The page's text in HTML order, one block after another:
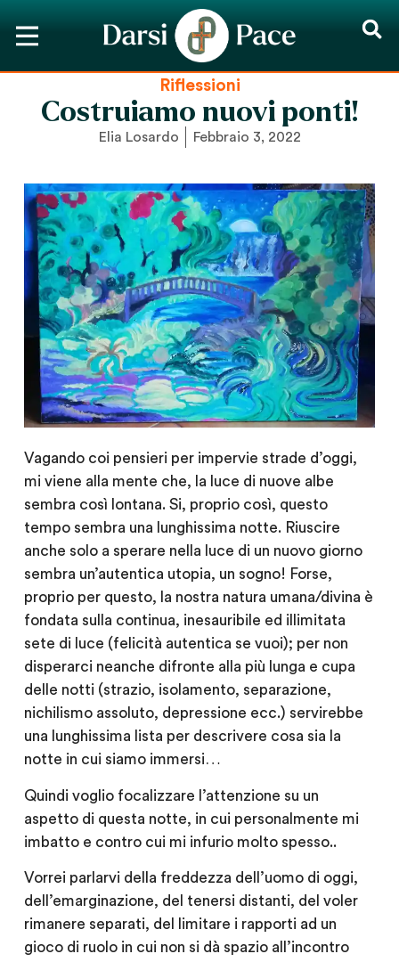
Riflessioni
Costruiamo nuovi ponti!
Elia Losardo Febbraio 3, 2022
Vagando coi pensieri per impervie strade d’oggi,
mi viene alla mente che, la luce di nuove albe
sembra così lontana. Si, proprio così, questo
tempo sembra una lunghissima notte. Riuscire
anche solo a sperare nella luce di un nuovo giorno
sembra un’autentica utopia, un sogno! Forse,
proprio per questo, la nostra natura umana/divina è
fondata sulla continua, inesauribile ed illimitata
sete di luce (felicità autentica se vuoi); per non
disperarci neanche difronte alla più lunga e cupa
delle notti (strazio, isolamento, separazione,
nichilismo assoluto, depressione ecc.) servirebbe
una lunghissima lista per descrivere cosa sia la
notte in cui siamo immersi…
Quindi voglio focalizzare l’attenzione su un
aspetto di questa notte, in cui personalmente mi
imbatto e contro cui mi infurio molto spesso..
Vorrei parlarvi della freddezza dell’uomo di oggi,
dell’emarginazione, del tenersi distanti, del voler
rimanere separati, del limitare i rapporti ad un
gioco di ruolo in cui non si dà spazio all’incontro